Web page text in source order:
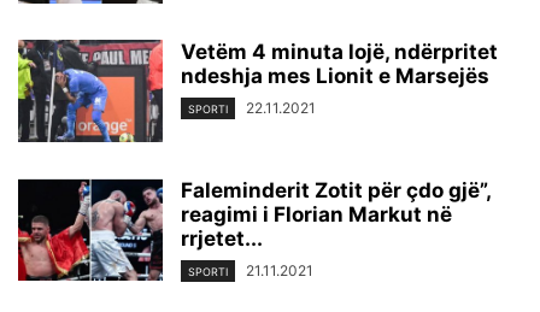
Vetëm 4 minuta lojë, ndërpritet
ndeshja mes Lionit e Marsejës
SPORTI 22.11.2021
Faleminderit Zotit për çdo gjë”,
reagimi i Florian Markut në
rrjetet...
SPORTI 21.11.2021